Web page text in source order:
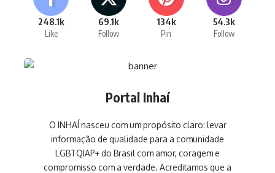
248.1k
Like
69.1k
Follow
134k
Pin
54.3k
Follow
Portal Inhaí
O INHAÍ nasceu com um propósito claro: levar
informação de qualidade para a comunidade
LGBTQIAP+ do Brasil com amor, coragem e
compromisso com a verdade. Acreditamos que a